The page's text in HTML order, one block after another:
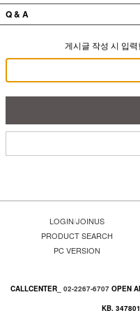
Q & A
게시글 작성 시 입
LOGIN/JOINUS
PRODUCT SEARCH
PC VERSION
CALLCENTER_ 02-2267-6707 OPEN
KB.